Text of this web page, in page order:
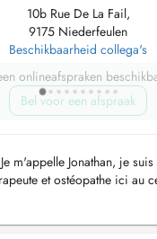
10b Rue De La Fail,
9175 Niederfeulen
Beschikbaarheid collega's
onlineafspraken
Bel voor een afspraak
m'appelle Jonathan, je suis
et ostéopathe ici au
déjà 10 ans que je
comme kinésithérapeute